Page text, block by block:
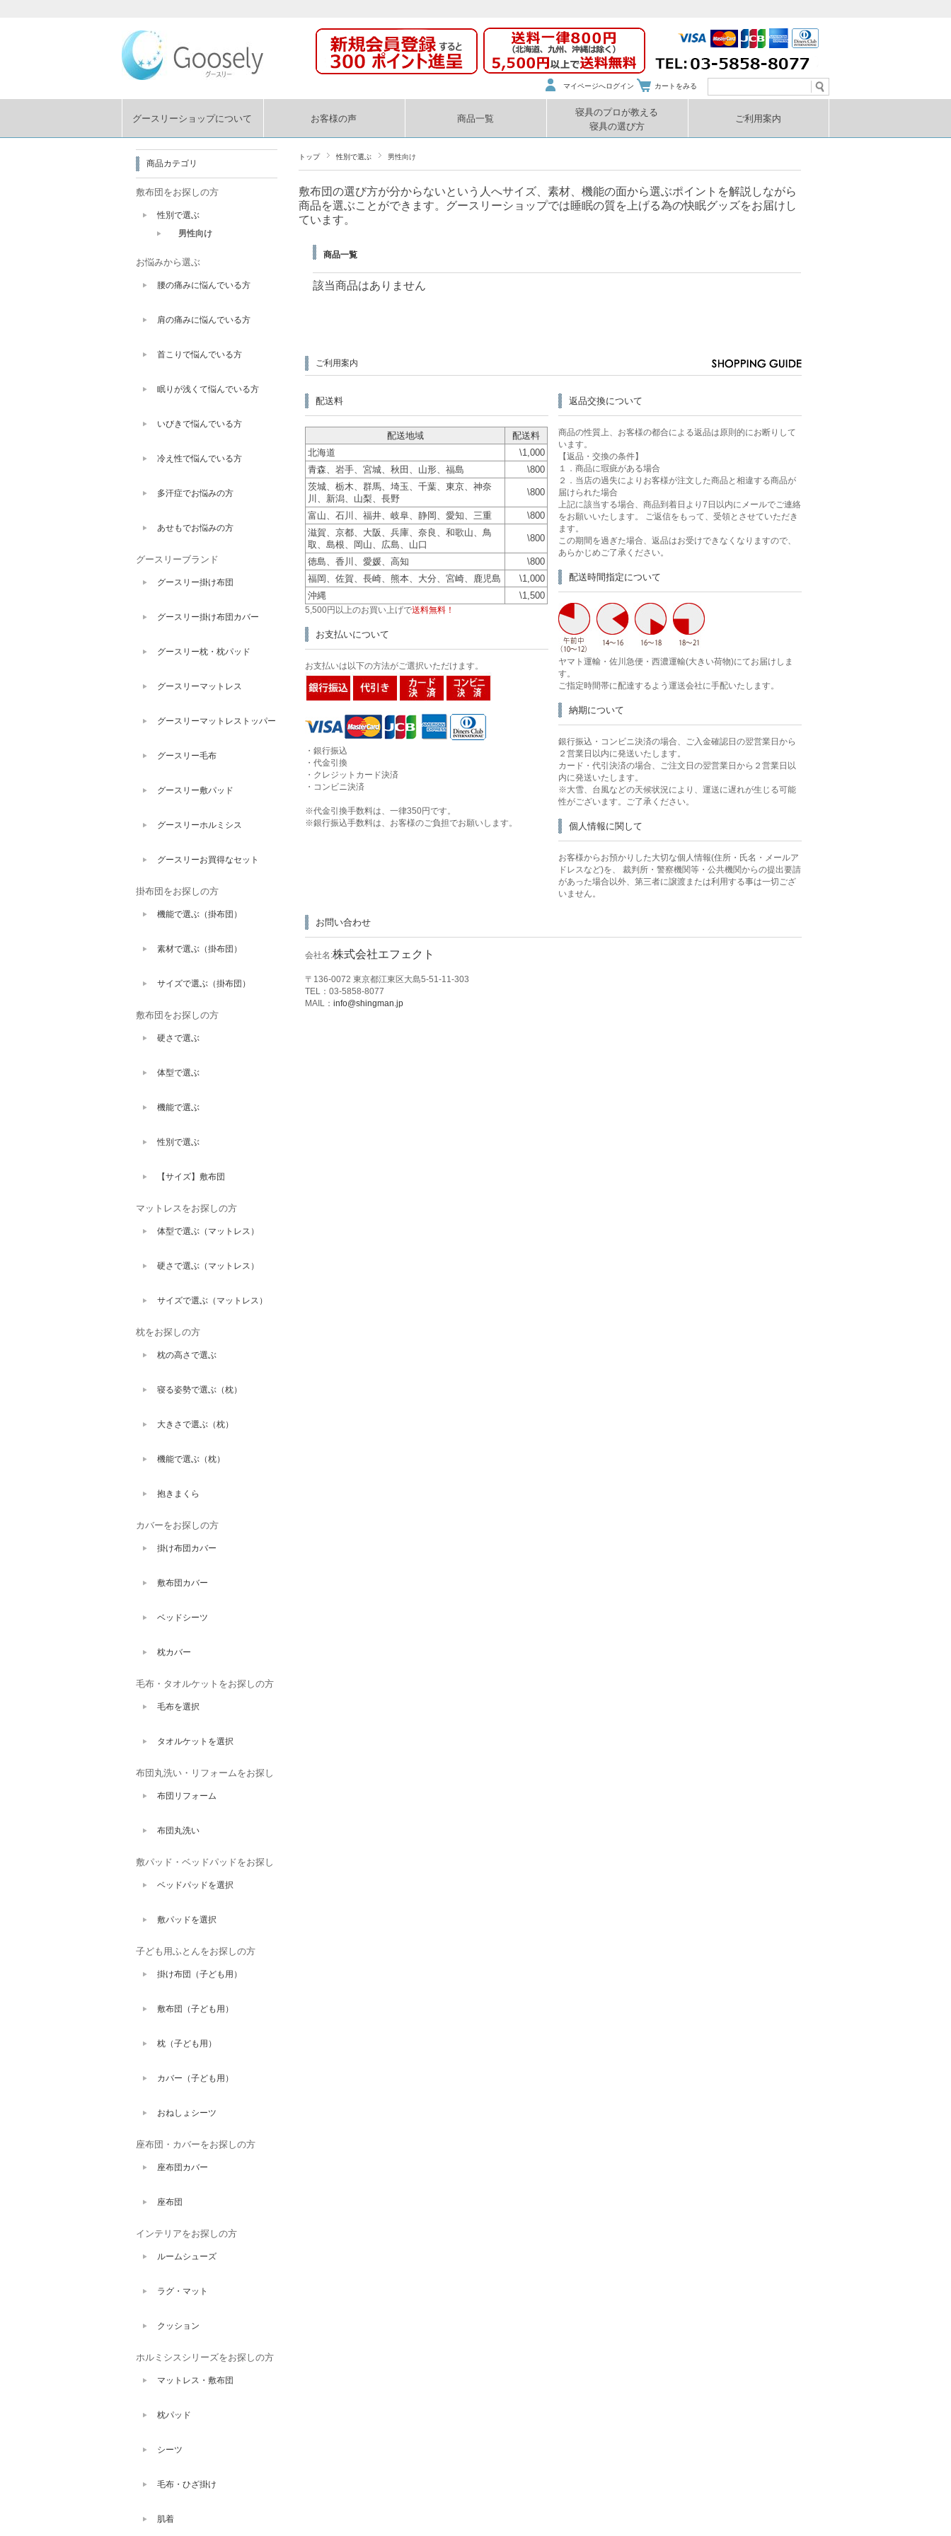
マイページへログイン カートをみる
グースリーショップについて お客様の声 商品一覧
寝具のプロが教える
寝具の選び方
ご利用案内
トップ 性別で選ぶ 男性向け
敷布団の選び方が分からないという人へサイズ、素材、機能の面から選ぶポイントを解説しながら
商品を選ぶことができます。グースリーショップでは睡眠の質を上げる為の快眠グッズをお届けし
ています。
商品一覧
該当商品はありません
ご利用案内
配送料
配送地域
配送料
北海道
\1,000
青森、岩手、宮城、秋田、山形、福島
\800
茨城、栃木、群馬、埼玉、千葉、東京、神奈
川、新潟、山梨、長野
\800
富山、石川、福井、岐阜、静岡、愛知、三重
\800
滋賀、京都、大阪、兵庫、奈良、和歌山、鳥
取、島根、岡山、広島、山口
\800
徳島、香川、愛媛、高知
\800
福岡、佐賀、長崎、熊本、大分、宮崎、鹿児島
\1,000
沖縄
\1,500
5,500円以上のお買い上げで送料無料！
お支払いについて
お支払いは以下の方法がご選択いただけます。
・銀行振込
・代金引換
・クレジットカード決済
・コンビニ決済
※代金引換手数料は、一律350円です。
※銀行振込手数料は、お客様のご負担でお願いします。
返品交換について
商品の性質上、お客様の都合による返品は原則的にお断りして
います。
【返品・交換の条件】
１．商品に瑕疵がある場合
２．当店の過失によりお客様が注文した商品と相違する商品が
届けられた場合
上記に該当する場合、商品到着日より7日以内にメールでご連絡
をお願いいたします。 ご返信をもって、受領とさせていただき
ます。
この期間を過ぎた場合、返品はお受けできなくなりますので、
あらかじめご了承ください。
配送時間指定について
ヤマト運輸・佐川急便・西濃運輸(大きい荷物)にてお届けしま
す。
ご指定時間帯に配達するよう運送会社に手配いたします。
納期について
銀行振込・コンビニ決済の場合、ご入金確認日の翌営業日から
２営業日以内に発送いたします。
カード・代引決済の場合、ご注文日の翌営業日から２営業日以
内に発送いたします。
※大雪、台風などの天候状況により、運送に遅れが生じる可能
性がございます。ご了承ください。
個人情報に関して
お客様からお預かりした大切な個人情報(住所・氏名・メールア
ドレスなど)を、 裁判所・警察機関等・公共機関からの提出要請
があった場合以外、第三者に譲渡または利用する事は一切ござ
いません。
お問い合わせ
会社名:株式会社エフェクト
〒136-0072 東京都江東区大島5-51-11-303
TEL：03-5858-8077
MAIL： info@shingman.jp
商品カテゴリ
敷布団をお探しの方
性別で選ぶ
男性向け
お悩みから選ぶ
腰の痛みに悩んでいる方
肩の痛みに悩んでいる方
首こりで悩んでいる方
眠りが浅くて悩んでいる方
いびきで悩んでいる方
冷え性で悩んでいる方
多汗症でお悩みの方
あせもでお悩みの方
グースリーブランド
グースリー掛け布団
グースリー掛け布団カバー
グースリー枕・枕パッド
グースリーマットレス
グースリーマットレストッパー
グースリー毛布
グースリー敷パッド
グースリーホルミシス
グースリーお買得なセット
掛布団をお探しの方
機能で選ぶ（掛布団）
素材で選ぶ（掛布団）
サイズで選ぶ（掛布団）
敷布団をお探しの方
硬さで選ぶ
体型で選ぶ
機能で選ぶ
性別で選ぶ
【サイズ】敷布団
マットレスをお探しの方
体型で選ぶ（マットレス）
硬さで選ぶ（マットレス）
サイズで選ぶ（マットレス）
枕をお探しの方
枕の高さで選ぶ
寝る姿勢で選ぶ（枕）
大きさで選ぶ（枕）
機能で選ぶ（枕）
抱きまくら
カバーをお探しの方
掛け布団カバー
敷布団カバー
ベッドシーツ
枕カバー
毛布・タオルケットをお探しの方
毛布を選択
タオルケットを選択
布団丸洗い・リフォームをお探し
布団リフォーム
布団丸洗い
敷パッド・ベッドパッドをお探し
ベッドパッドを選択
敷パッドを選択
子ども用ふとんをお探しの方
掛け布団（子ども用）
敷布団（子ども用）
枕（子ども用）
カバー（子ども用）
おねしょシーツ
座布団・カバーをお探しの方
座布団カバー
座布団
インテリアをお探しの方
ルームシューズ
ラグ・マット
クッション
ホルミシスシリーズをお探しの方
マットレス・敷布団
枕パッド
シーツ
毛布・ひざ掛け
肌着